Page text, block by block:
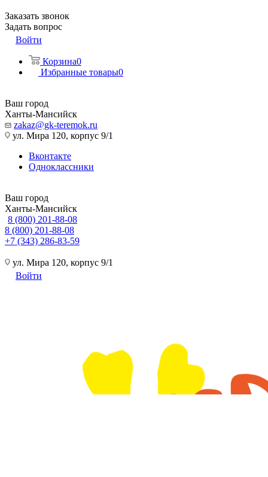
Заказать звонок
Задать вопрос
Войти
Корзина0
Избранные товары0
Ваш город
Ханты-Мансийск
zakaz@gk-teremok.ru
ул. Мира 120, корпус 9/1
Вконтакте
Одноклассники
Ваш город
Ханты-Мансийск
8 (800) 201-88-08
8 (800) 201-88-08
+7 (343) 286-83-59
ул. Мира 120, корпус 9/1
Войти